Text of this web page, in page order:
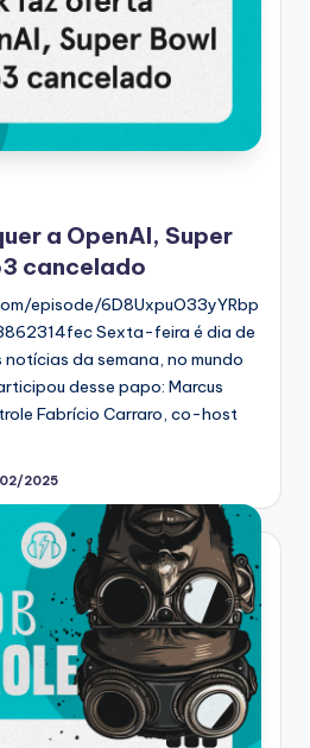
a OpenAI, Super
cancelado
episode/6D8UxpuO33yYRbp
Sexta-feira é dia de
da semana, no mundo
desse papo: Marcus
Fabrício Carraro, co-host
2025